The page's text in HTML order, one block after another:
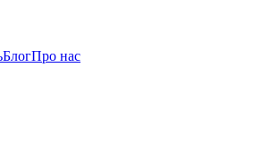
БлогПро нас